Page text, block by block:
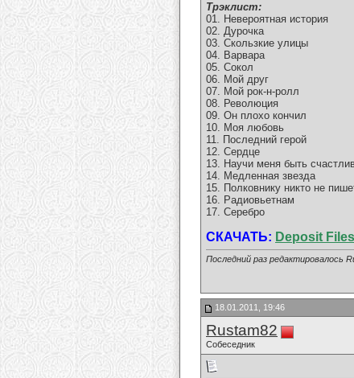
Tрэклист:
01. Невероятная история
02. Дурочка
03. Скользкие улицы
04. Варвара
05. Сокол
06. Мой друг
07. Мой рок-н-ролл
08. Революция
09. Он плохо кончил
10. Моя любовь
11. Последний герой
12. Сердце
13. Научи меня быть
14. Медленная звезда
15. Полковнику никто не
16. Радиовьетнам
17. Серебро
СКАЧАТЬ: Deposit Files
Последний раз редактировалось
18.01.2011, 19:46
Rustam82
Собеседник